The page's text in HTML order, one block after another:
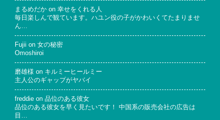
まるめだか on 幸せをくれる人
毎日楽しんで観ています。ハユン役の子がかわいくてたまりませ
ん…
Fujii on 女の秘密
Omoshiroi
磨雄様 on キルミーヒールミー
主人公のギャップがヤバイ
freddie on 品位のある彼女
品位のある彼女を早く見たいです！ 中国系の販売会社の広告は
目…